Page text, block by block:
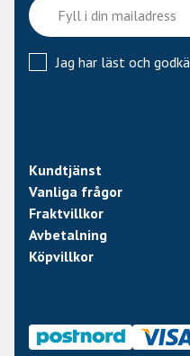
Jag har läst och
Kundtjänst
Vanliga frågor
Fraktvillkor
Avbetalning
Köpvillkor